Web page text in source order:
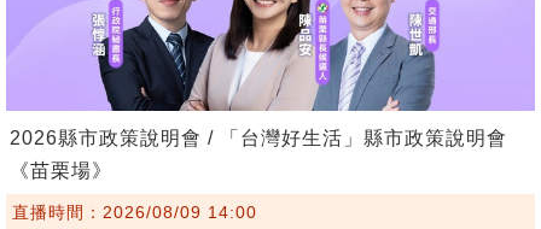
2026縣市政策說明會 / 「台灣好生活」縣市政策說明會
《苗栗場》
直播時間：2026/08/09 14:00